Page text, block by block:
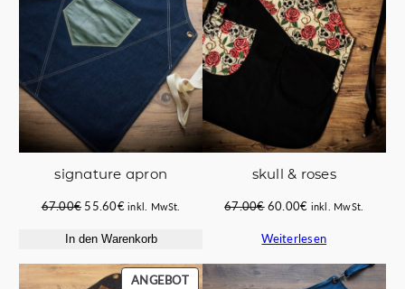
signature apron
67.00€ Ursprünglicher
war:
55.60€Aktueller
ist:
inkl. MwSt.
In den Warenkorb
skull & roses
67.00€ Ursprünglicher
war:
60.00€ Aktueller
ist:
inkl. MwSt.
Weiterlesen
ANGEBOTPRODUKT